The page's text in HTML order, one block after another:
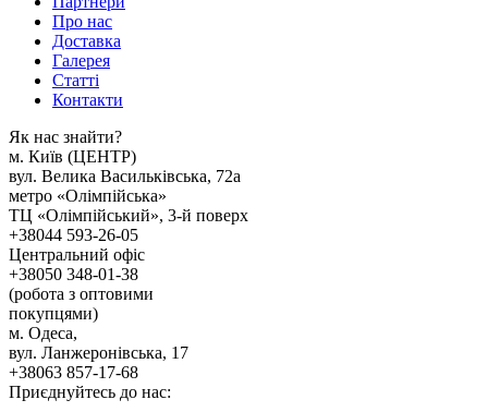
Про нас
Доставка
Галерея
Статтi
Контакти
Як наc знайти?
м. Киïв (ЦЕНТР)
вул. Велика Васильківська, 72а
метро «Олімпійська»
ТЦ «Олімпійський», 3-й поверх
+38044 593-26-05
Центральний офіс
+38050 348-01-38
(робота з оптовими
покупцями)
м. Одеса,
вул. Ланжеронівська, 17
+38063 857-17-68
Приєднуйтесь до нас: